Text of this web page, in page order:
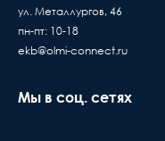
ул. Металлургов, 46
пн-пт: 10-18
ekb@olmi-connect.ru
Мы в соц. сетях